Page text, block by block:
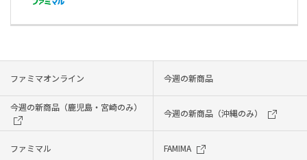
ファミマオンライン 今週の新商品
今週の新商品（鹿児島・宮崎のみ）
今週の新商品（沖縄のみ）
ファミマル FAMIMA